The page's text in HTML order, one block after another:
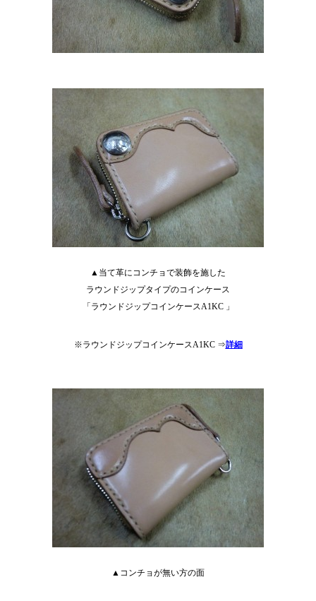
▲当て革にコンチョで装飾を施した
ラウンドジップタイプのコインケース
「ラウンドジップコインケースA1KC 」
※ラウンドジップコインケースA1KC ⇒詳細
▲コンチョが無い方の面